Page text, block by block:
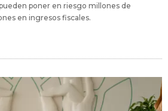
poner en riesgo millones de
en ingresos fiscales.